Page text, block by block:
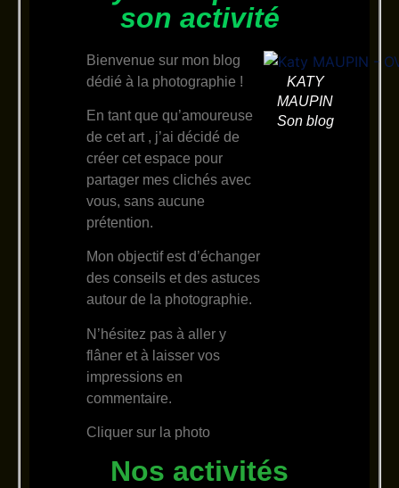
son activité
Bienvenue sur mon blog
dédié à la photographie !
En tant que qu’amoureuse
de cet art , j’ai décidé de
créer cet espace pour
partager mes clichés avec
vous, sans aucune
prétention.
Mon objectif est d’échanger
des conseils et des astuces
autour de la photographie.
N’hésitez pas à aller y
flâner et à laisser vos
impressions en
commentaire.
Cliquer sur la photo
KATY
MAUPIN
Son blog
Nos activités